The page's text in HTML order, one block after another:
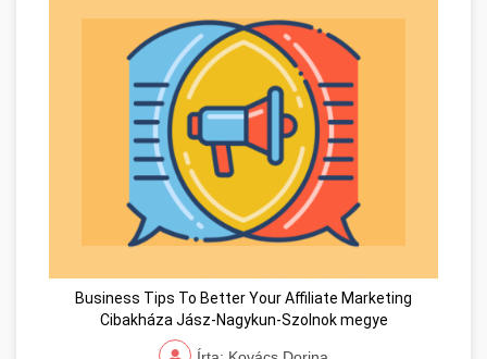
Business Tips To Better Your Affiliate Marketing
Cibakháza Jász-Nagykun-Szolnok megye